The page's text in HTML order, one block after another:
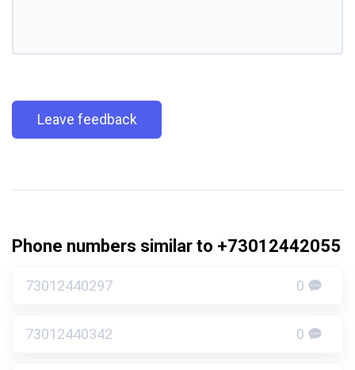
Leave feedback
Phone numbers similar to +73012442055
73012440297 0
73012440342 0